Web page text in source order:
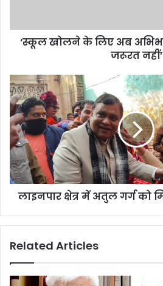
‘स्कूल खोलने के लिए अब
जरूरत नहीं’
लाइनपार क्षेत्र में अतुल गर्ग को
Related Articles